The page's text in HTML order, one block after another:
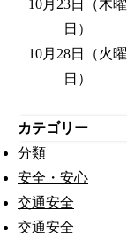
10月23日（木曜
日）
10月28日（火曜
日）
カテゴリー
分類
安全・安心
交通安全
交通安全